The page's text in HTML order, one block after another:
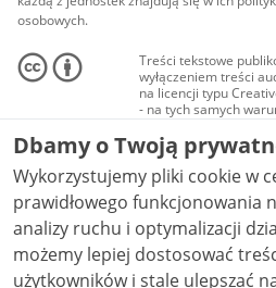
osobowych.
Treści tekstowe
wyłączeniem treści
na licencji typu
- na tych samych
Materiały
audio i wideo, są
Creative Commons:
niekomercyjne - bez
NC-ND 4.0), o ile nie
Dbamy o Twoją
Wykorzystujemy pliki cookie w
prawidłowego funkcjonowania
analizy ruchu i optymalizacji działania
możemy lepiej dostosować
użytkowników i stale ulepszać nasze